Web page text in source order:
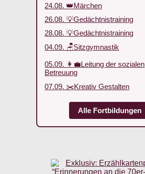
24.08. 👑Märchen
26.08. 💡Gedächtnistraining
28.08. 💡Gedächtnistraining
04.09. 🪑Sitzgymnastik
05.09. 👩‍💼Leitung der sozialen
Betreuung
07.09. ✂️Kreativ Gestalten
Alle Fortbildungen